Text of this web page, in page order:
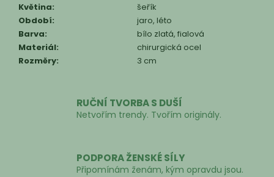
Květina:
šeřík
Období:
jaro, léto
Barva:
bílo zlatá, fialová
Materiál:
chirurgická ocel
Rozměry: 3 cm
RUČNÍ TVORBA S DUŠÍ
Netvořím trendy. Tvořím originály.
PODPORA ŽENSKÉ SÍLY
Připomínám ženám, kým opravdu jsou.